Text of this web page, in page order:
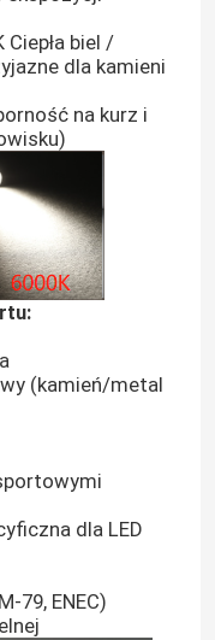
Ciepła biel /
dla kamieni
na kurz i
(kamień/metal
dla LED
79, ENEC)